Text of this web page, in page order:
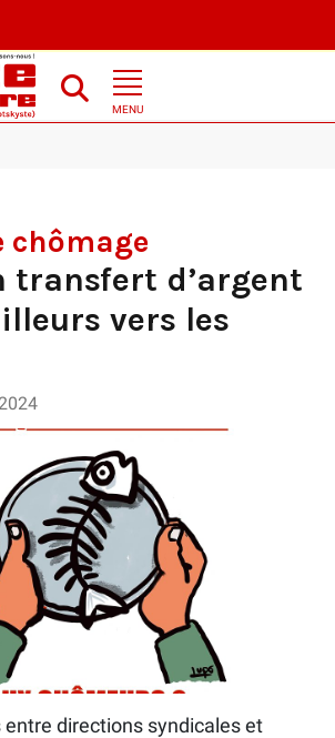
MENU
chômage : encore un transfert d’argent
chômage
transfert d’argent
vers les
directions syndicales et